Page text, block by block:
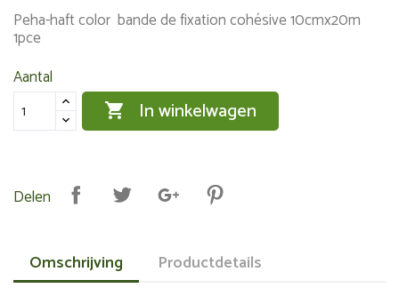
Peha-haft color bande de fixation cohésive 10cmx20m
1pce
Aantal
 In winkelwagen
Delen
Omschrijving Productdetails